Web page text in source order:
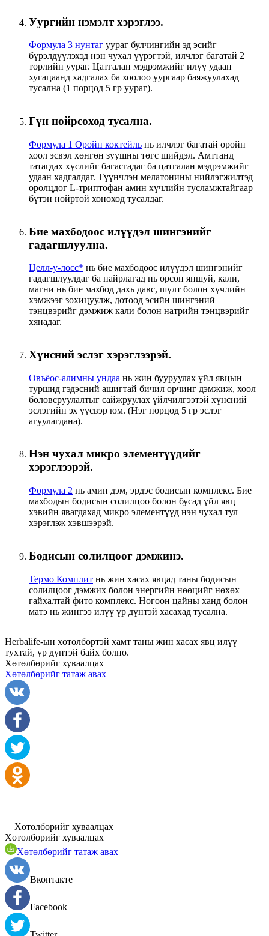
Уургийн нэмэлт хэрэглээ.
Формула 3 нунтаг уураг булчингийн эд эсийг
бүрэлдүүлэхэд нэн чухал үүрэгтэй, илчлэг багатай 2
төрлийн уураг. Цатгалан мэдрэмжийг илүү удаан
хугацаанд хадгалах ба хоолоо уургаар баяжуулахад
тусална (1 порцод 5 гр уураг).
Гүн нойрсоход тусална.
Формула 1 Оройн коктейль нь илчлэг багатай оройн
хоол эсвэл хөнгөн зуушны төгс шийдэл. Амттанд
татагдах хүслийг багасгадаг ба цатгалан мэдрэмжийг
удаан хадгалдаг. Түүнчлэн мелатонины нийлэгжилтэд
оролцдог L-триптофан амин хүчлийн тусламжтайгаар
бүтэн нойртой хоноход тусалдаг.
Бие махбодоос илүүдэл шингэнийг
гадагшлуулна.
Целл-у-лосс* нь бие махбодоос илүүдэл шингэнийг
гадагшлуулдаг ба найрлагад нь орсон яншуй, кали,
магни нь бие махбод дахь давс, шүлт болон хүчлийн
хэмжээг зохицуулж, дотоод эсийн шингэний
тэнцвэрийг дэмжиж кали болон натрийн тэнцвэрийг
хянадаг.
Хүнсний эслэг хэрэглээрэй.
Овъёос-алимны ундаа нь жин бууруулах үйл явцын
туршид гэдэсний ашигтай бичил орчинг дэмжиж, хоол
боловсруулалтыг сайжруулах үйлчилгээтэй хүнсний
эслэгийн эх үүсвэр юм. (Нэг порцод 5 гр эслэг
агуулагдана).
Нэн чухал микро элементүүдийг
хэрэглээрэй.
Формула 2 нь амин дэм, эрдэс бодисын комплекс. Бие
махбодын бодисын солилцоо болон бусад үйл явц
хэвийн явагдахад микро элементүүд нэн чухал тул
хэрэглэж хэвшээрэй.
Бодисын солилцоог дэмжинэ.
Термо Комплит нь жин хасах явцад таны бодисын
солилцоог дэмжих болон энергийн нөөцийг нөхөх
гайхалтай фито комплекс. Ногоон цайны ханд болон
матэ нь жингээ илүү үр дүнтэй хасахад тусална.
Herbalife-ын хөтөлбөртэй хамт таны жин хасах явц илүү
тухтай, үр дүнтэй байх болно.
Хөтөлбөрийг хуваалцах
Хөтөлбөрийг татаж авах
Хөтөлбөрийг хуваалцах
Хөтөлбөрийг хуваалцах
Хөтөлбөрийг татаж авах
Вконтакте
Facebook